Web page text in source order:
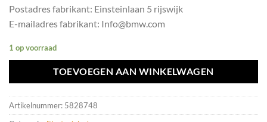
Postadres fabrikant: Einsteinlaan 5 rijswijk
E-mailadres fabrikant: Info@bmw.com
1 op voorraad
TOEVOEGEN AAN WINKELWAGEN
Artikelnummer: 5828748